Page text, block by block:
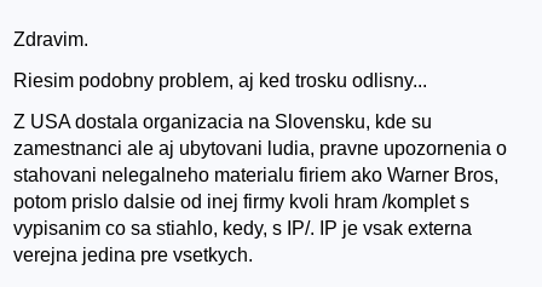
Zdravim.
Riesim podobny problem, aj ked trosku odlisny...
Z USA dostala organizacia na Slovensku, kde su
zamestnanci ale aj ubytovani ludia, pravne upozornenia o
stahovani nelegalneho materialu firiem ako Warner Bros,
potom prislo dalsie od inej firmy kvoli hram /komplet s
vypisanim co sa stiahlo, kedy, s IP/. IP je vsak externa
verejna jedina pre vsetkych.